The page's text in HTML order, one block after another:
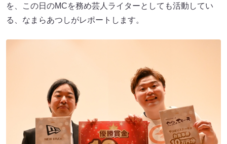
を、この日のMCを務め芸人ライターとしても活動してい
る、なまらあつしがレポートします。